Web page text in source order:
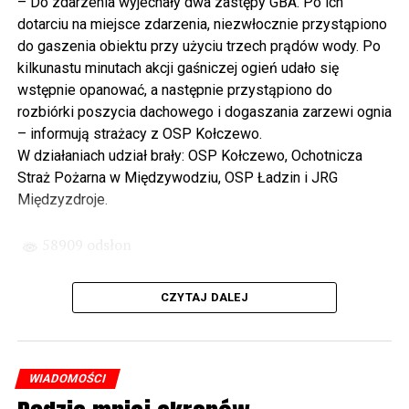
determinacji rządu najpierw Pani Premier Beaty Szydło,
a następnie Pana Premiera Mateusza Morawieckiego.
Chciałbym podziękować Panu Premierowi za to jak
osobiście pilnował powstania tej inwestycji. Cieszymy
się, że turyści również korzystają z tunelu, cieszymy się,
że wśród tych 4 milionów samochodów, które
przejechały już otwartym tunelem w Świnoujściu,
przyjechało tutaj do nas tak wielu turystów z zagranicy
– powiedział Wiceprezes PiS Joachim Brudziński w
zainwestowano ogromne pieniądze w modernizację
poszczególnych portów, w tym w Szczecinie, w
małe inwestycje. To miejsce, gdzie teraz stoimy, to kiedyś
były chaszcze. Nic tutaj się nie działo. Rybacy pracowali
w fatalnych warunkach. Dzisiaj jest piękne nabrzeże. To
dotarciu na miejsce zdarzenia, niezwłocznie przystąpiono
do gaszenia obiektu przy użyciu trzech prądów wody. Po
kilkunastu minutach akcji gaśniczej ogień udało się
wstępnie opanować, a następnie przystąpiono do
rozbiórki poszycia dachowego i dogaszania zarzewi ognia
– informują strażacy z OSP Kołczewo.
W działaniach udział brały: OSP Kołczewo, Ochotnicza
Straż Pożarna w Międzywodziu, OSP Ładzin i JRG
Międzyzdroje.
CZYTAJ DALEJ
WIADOMOŚCI